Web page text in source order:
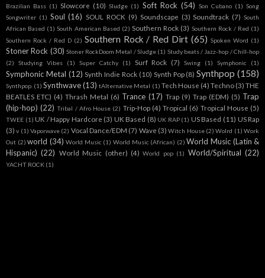
Brazilian Bass (1) Slowcore (10) Sludge (1) Soft Rock (54) Son Cubano (1) Song
Songwriter (1) Soul (16) SOUL ROCK (9) Soundscape (3) Soundtrack (7) South
African Based (1) South American Based (2) Southern Rock (3) Southern Rock / Red (1)
Southern Rock / Red D (2) Southern Rock / Red Dirt (65) Spoken Word (1)
Stoner Rock (30) Stoner RockDoom Metal / Sludge (1) Study beats / Jazz-hop / Chill-hop
(2)
Studying Vibes (1) Super Catchy (1) Surf Rock (7) Swing (1) Symphonic (1)
Symphonic Metal (12) Synth Indie Rock (10) Synth Pop (8) Synthpop (158)
Synthpop. (1) Synthwave (13) tAlternative Metal (1) Tech House (4) Techno (3) THE
BEATLES ETC) (4) Thrash Metal (6) Trance (17) Trap (9) Trap (EDM) (5) Trap
(hip-hop) (22) Tribal / Afro House (2) Trip-Hop (4) Tropical (6) Tropical House (5)
TWEE (1) UK / Happy Hardcore (3) UK Based (8) UK RAP (1) US Based (11) US Rap
(3) v (1) Vaporwave (2) Vocal Dance/EDM (7) Wave (3) Witch House (2) Wolrd (1) Work
Out (2) world (34) World Music (1) World Music (African) (2) World Music (Latin &
Hispanic) (22) World Music (other) (4) World pop (1) World/Spiritual (22)
YACHT ROCK (1)